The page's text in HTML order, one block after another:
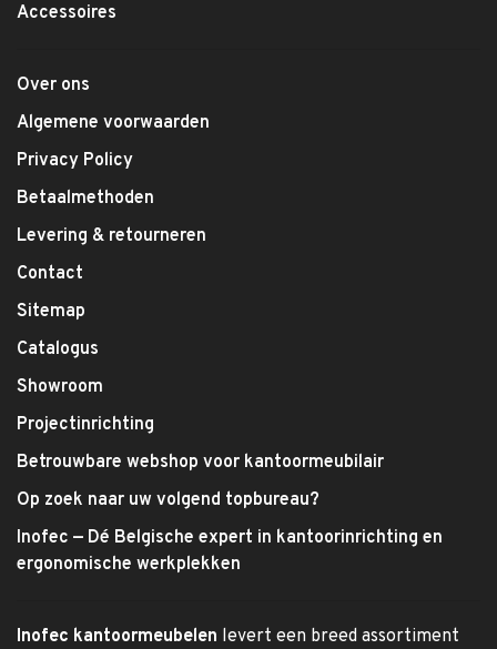
Accessoires
Over ons
Algemene voorwaarden
Privacy Policy
Betaalmethoden
Levering & retourneren
Contact
Sitemap
Catalogus
Showroom
Projectinrichting
Betrouwbare webshop voor kantoormeubilair
Op zoek naar uw volgend topbureau?
Inofec — Dé Belgische expert in kantoorinrichting en
ergonomische werkplekken
Inofec kantoormeubelen levert een breed assortiment